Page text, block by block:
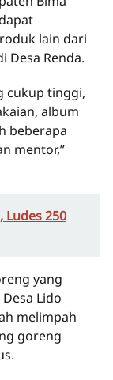
lain dari
Desa Renda.
cukup tinggi,
album
beberapa
mentor,”
Ludes 250
yang
Lido
melimpah
goreng